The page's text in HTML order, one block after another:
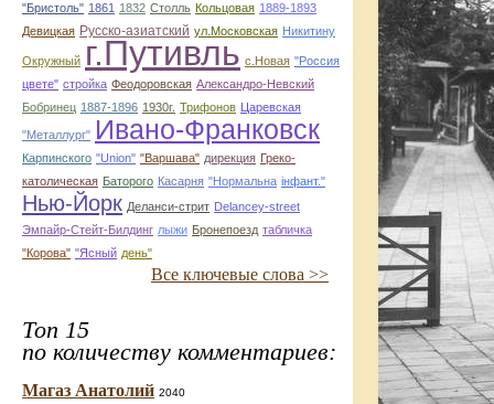
"Бристоль" 1861 1832 Столль Кольцовая 1889-1893
Девицкая Русско-азиатский ул.Московская Никитину
Окружный г.Путивль с.Новая "Россия
цвете" стройка Феодоровская Александро-Невский
Бобринец 1887-1896 1930г. Трифонов Царевская
"Металлург" Ивано-Франковск
Карпинского "Union" "Варшава" дирекция Греко-
католическая Баторого Касарня "Нормальна інфант."
Нью-Йорк Деланси-стрит Delancey-street
Эмпайр-Стейт-Билдинг лыжи Бронепоезд табличка
"Корова" "Ясный день"
Все ключевые слова >>
Топ 15
по количеству комментариев:
Магаз Анатолий 2040